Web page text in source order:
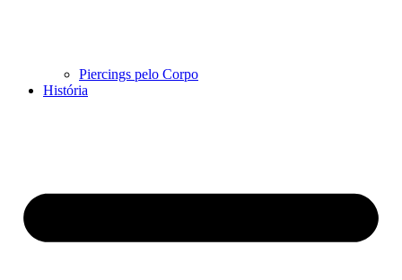
Piercings pelo Corpo
História